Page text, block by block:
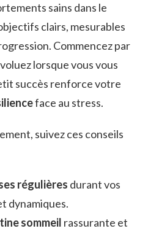
sains dans le
clairs, mesurables
Commencez par
lorsque vous vous
succès renforce votre
face au stress.
suivez ces conseils
régulières durant vos
dynamiques.
sommeil rassurante et